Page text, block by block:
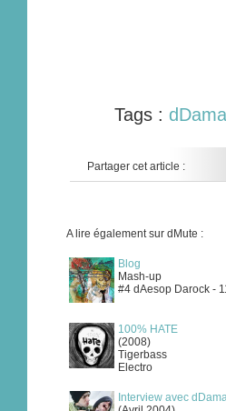
Tags :
Partager cet article :
A lire également sur dMute :
Blog
Mash-up
#4 dAesop Darock -
100% HATE
(2008)
Tigerbass
Electro
Interview avec